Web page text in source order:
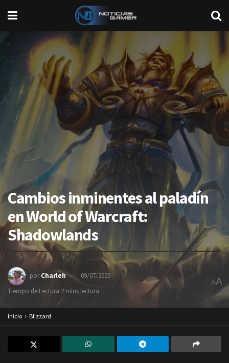
Cambios inminentes al paladín
en World of Warcraft:
Shadowlands
por Charleh
09/07/2020
Tiempo de Lectura:2 mins lectura
AA
Inicio Blizzard